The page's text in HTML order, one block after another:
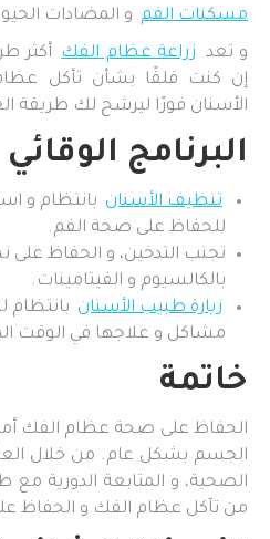
مسكنات الفم و المضادات
و تعد زراعة عظام الفك أكثر
إن كنت قلقًا بشأن تأكل
الأسنان فورًا ليرشح لك طريقة
البرنامج
تنظيف الأسنان بانتظام و
للحفاظ على صحة الفم.
تجنب التدخين، و الحفاظ على
بالكالسيوم و الفيتامينات.
زيارة طبيب الأسنان بانتظام
مشاكل و علاجها في الوقت
خاتمة
الحفاظ على صحة عظام الفك أمر
الجسم بشكل عام. من خلال
الصحية، و المتابعة الدورية مع
من تآكل عظام الفك و الحفاظ